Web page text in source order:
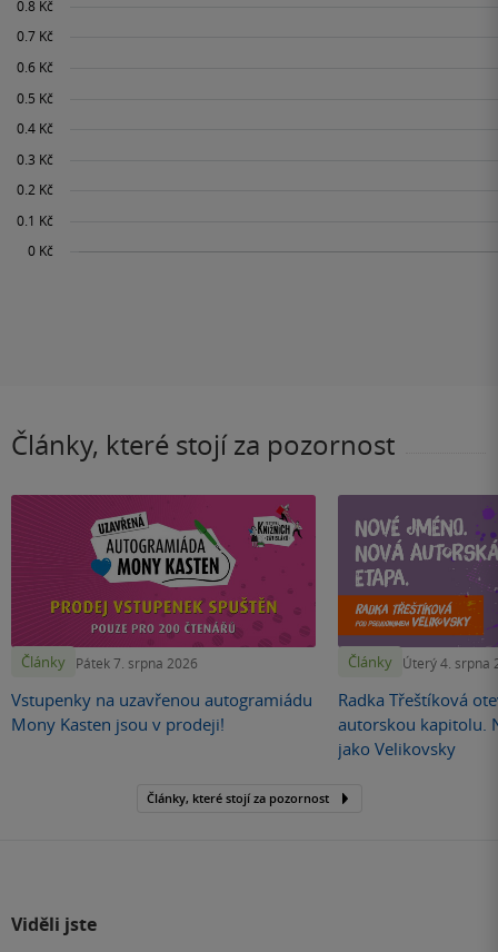
Články, které stojí za pozornost
Články Pátek 7. srpna 2026
Vstupenky na uzavřenou autogramiádu
Mony Kasten jsou v prodeji!
Články Úterý 4. srpna
Radka Třeštíková
autorskou kapitolu.
jako Velikovsky
Články, které stojí za pozornost
Viděli jste